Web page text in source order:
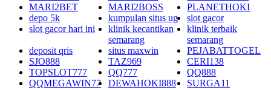
MARI2BET
MARI2BOSS
PLANETHOKI
depo 5k
kumpulan situs ug
slot gacor
slot gacor hari ini
klinik kecantikan
semarang
klinik terbaik
semarang
deposit qris
situs maxwin
PEJABATTOGEL
SJO888
TAZ969
CERI138
TOPSLOT777
QQ777
QQ888
QQMEGAWIN77
DEWAHOKI888
SURGA11